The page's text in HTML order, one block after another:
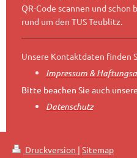
QR-Code scannen und
rund um den TUS Teublitz.
Unsere Kontaktdaten finden
Impressum &
Bitte beachen Sie auch
Datenschutz
Druckversion | Sitemap